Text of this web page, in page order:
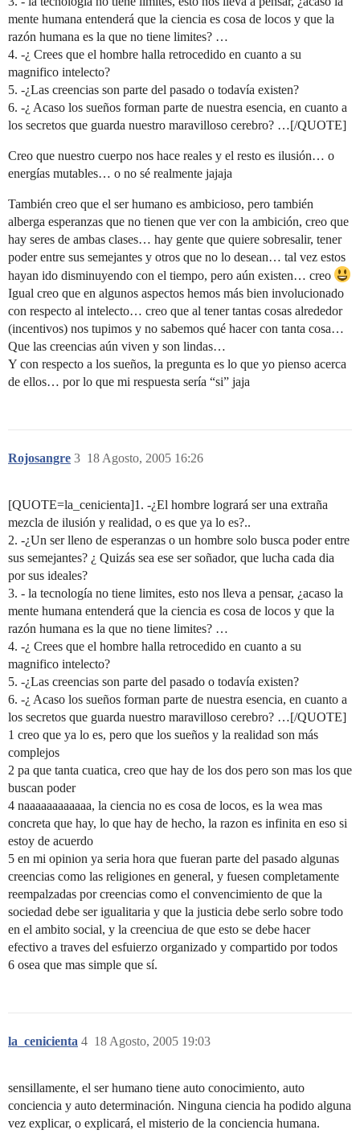
mente humana entenderá que la ciencia es cosa de locos y que la
razón humana es la que no tiene limites? …
4. -¿ Crees que el hombre halla retrocedido en cuanto a su
magnifico intelecto?
5. -¿Las creencias son parte del pasado o todavía existen?
6. -¿ Acaso los sueños forman parte de nuestra esencia, en cuanto a
los secretos que guarda nuestro maravilloso cerebro? …[/QUOTE]
Creo que nuestro cuerpo nos hace reales y el resto es ilusión… o
energías mutables… o no sé realmente jajaja
También creo que el ser humano es ambicioso, pero también
alberga esperanzas que no tienen que ver con la ambición, creo que
hay seres de ambas clases… hay gente que quiere sobresalir, tener
poder entre sus semejantes y otros que no lo desean… tal vez estos
hayan ido disminuyendo con el tiempo, pero aún existen… creo
Igual creo que en algunos aspectos hemos más bien involucionado
con respecto al intelecto… creo que al tener tantas cosas alrededor
(incentivos) nos tupimos y no sabemos qué hacer con tanta cosa…
Que las creencias aún viven y son lindas…
Y con respecto a los sueños, la pregunta es lo que yo pienso acerca
de ellos… por lo que mi respuesta sería “si” jaja
Rojosangre 18 Agosto, 2005 16:26
3
[QUOTE=la_cenicienta]1. -¿El hombre logrará ser una extraña
mezcla de ilusión y realidad, o es que ya lo es?..
2. -¿Un ser lleno de esperanzas o un hombre solo busca poder entre
sus semejantes? ¿ Quizás sea ese ser soñador, que lucha cada dia
por sus ideales?
3. - la tecnología no tiene limites, esto nos lleva a pensar, ¿acaso la
mente humana entenderá que la ciencia es cosa de locos y que la
razón humana es la que no tiene limites? …
4. -¿ Crees que el hombre halla retrocedido en cuanto a su
magnifico intelecto?
5. -¿Las creencias son parte del pasado o todavía existen?
6. -¿ Acaso los sueños forman parte de nuestra esencia, en cuanto a
los secretos que guarda nuestro maravilloso cerebro? …[/QUOTE]
1 creo que ya lo es, pero que los sueños y la realidad son más
complejos
2 pa que tanta cuatica, creo que hay de los dos pero son mas los que
buscan poder
4 naaaaaaaaaaaa, la ciencia no es cosa de locos, es la wea mas
concreta que hay, lo que hay de hecho, la razon es infinita en eso si
estoy de acuerdo
5 en mi opinion ya seria hora que fueran parte del pasado algunas
creencias como las religiones en general, y fuesen completamente
reempalzadas por creencias como el convencimiento de que la
sociedad debe ser igualitaria y que la justicia debe serlo sobre todo
en el ambito social, y la creenciua de que esto se debe hacer
efectivo a traves del esfuierzo organizado y compartido por todos
6 osea que mas simple que sí.
la_cenicienta 18 Agosto, 2005 19:03
4
sensillamente, el ser humano tiene auto conocimiento, auto
conciencia y auto determinación. Ninguna ciencia ha podido alguna
vez explicar, o explicará, el misterio de la conciencia humana.